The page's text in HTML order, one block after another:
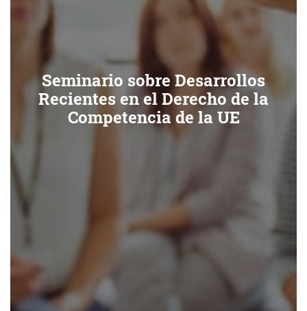
Seminario sobre Desarrollos
Recientes en el Derecho de la
Competencia de la UE